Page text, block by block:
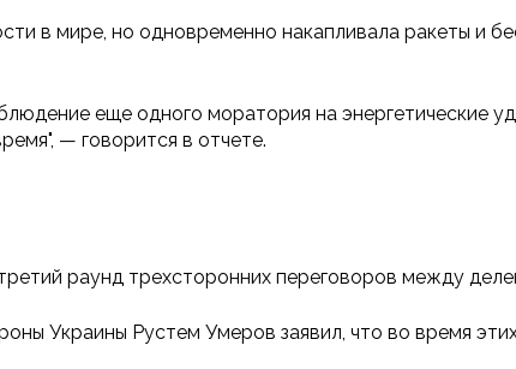
в мире, но одновременно накапливала ракеты и
еще одного моратория на энергетические
— говорится в отчете.
раунд трехсторонних переговоров между
Украины Рустем Умеров заявил, что во время